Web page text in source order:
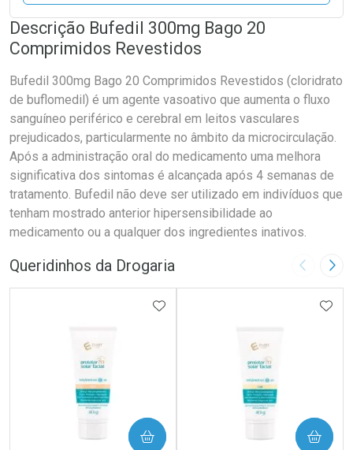
Descrição Bufedil 300mg Bago 20
Comprimidos Revestidos
Bufedil 300mg Bago 20 Comprimidos Revestidos (cloridrato
de buflomedil) é um agente vasoativo que aumenta o fluxo
sanguíneo periférico e cerebral em leitos vasculares
prejudicados, particularmente no âmbito da microcirculação.
Após a administração oral do medicamento uma melhora
significativa dos sintomas é alcançada após 4 semanas de
tratamento. Bufedil não deve ser utilizado em indivíduos que
tenham mostrado anterior hipersensibilidade ao
medicamento ou a qualquer dos ingredientes inativos.
Queridinhos da Drogaria Imagem
ADICIONAR AOS FAVORITOS
COMPRAR COMPRAR